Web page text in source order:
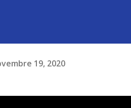
19, 2020